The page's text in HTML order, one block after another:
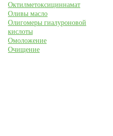
Октилметоксициннамат
Оливы масло
Олигомеры гиалуроновой
кислоты
Омоложение
Очищение